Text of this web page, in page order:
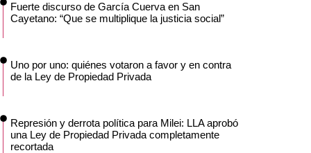
Fuerte discurso de García Cuerva en San
Cayetano: “Que se multiplique la justicia social”
Uno por uno: quiénes votaron a favor y en contra
de la Ley de Propiedad Privada
Represión y derrota política para Milei: LLA aprobó
una Ley de Propiedad Privada completamente
recortada